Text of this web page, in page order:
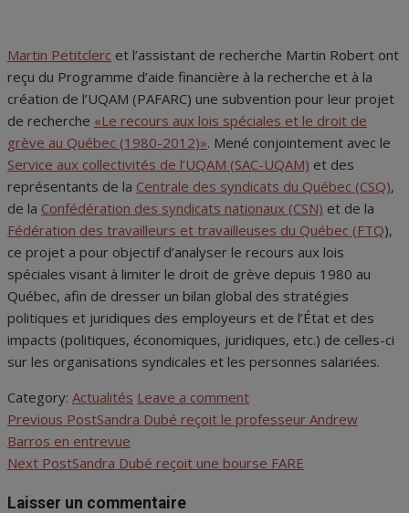
Martin Petitclerc et l’assistant de recherche Martin Robert ont
reçu du Programme d’aide financière à la recherche et à la
création de l’UQAM (PAFARC) une subvention pour leur projet
de recherche «Le recours aux lois spéciales et le droit de
grève au Québec (1980-2012)». Mené conjointement avec le
Service aux collectivités de l’UQAM (SAC-UQAM) et des
représentants de la Centrale des syndicats du Québec (CSQ),
de la Confédération des syndicats nationaux (CSN) et de la
Fédération des travailleurs et travailleuses du Québec (FTQ),
ce projet a pour objectif d’analyser le recours aux lois
spéciales visant à limiter le droit de grève depuis 1980 au
Québec, afin de dresser un bilan global des stratégies
politiques et juridiques des employeurs et de l’État et des
impacts (politiques, économiques, juridiques, etc.) de celles-ci
sur les organisations syndicales et les personnes salariées.
Category: Actualités Leave a comment
Navigation
de
l'article
Previous PostSandra Dubé reçoit le professeur Andrew
Barros en entrevue
Next PostSandra Dubé reçoit une bourse FARE
Laisser un commentaire